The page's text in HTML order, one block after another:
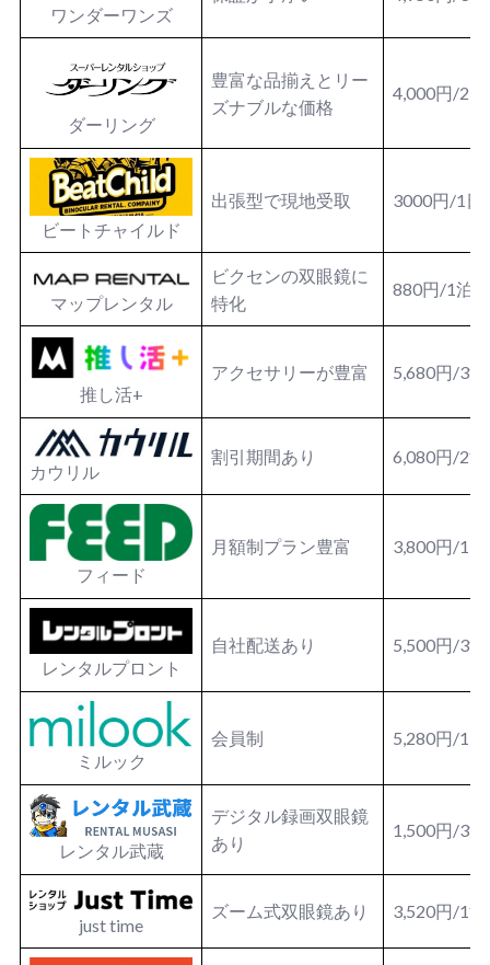
ワンダーワンズ
ダーリング
豊富な品揃えとリー
ズナブルな価格
4,000円/2
ビートチャイルド
出張型で現地受取 3000円/1日
マップレンタル
ビクセンの双眼鏡に
特化
880円/1泊2
推し活+
アクセサリーが豊富 5,680円/3
カウリル
割引期間あり 6,080円/2
フィード
月額制プラン豊富 3,800円/1
レンタルプロント
自社配送あり 5,500円/3
ミルック
会員制 5,280円/1日
レンタル武蔵
デジタル録画双眼鏡
あり
1,500円/3
just time
ズーム式双眼鏡あり 3,520円/1